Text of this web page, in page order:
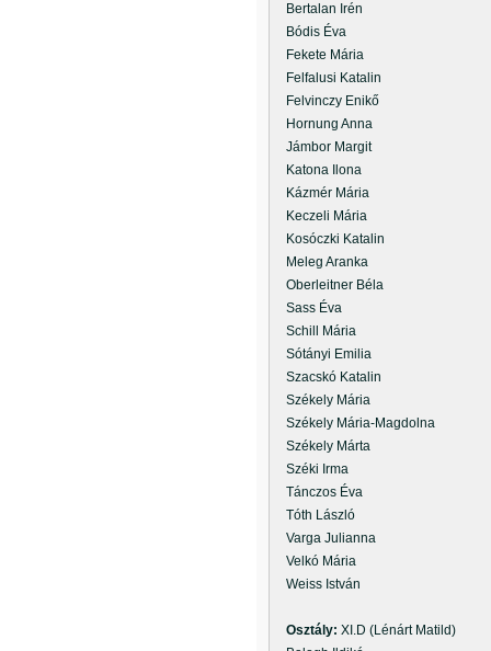
Bertalan Irén
Bódis Éva
Fekete Mária
Felfalusi Katalin
Felvinczy Enikő
Hornung Anna
Jámbor Margit
Katona Ilona
Kázmér Mária
Keczeli Mária
Kosóczki Katalin
Meleg Aranka
Oberleitner Béla
Sass Éva
Schill Mária
Sótányi Emilia
Szacskó Katalin
Székely Mária
Székely Mária-Magdolna
Székely Márta
Széki Irma
Tánczos Éva
Tóth László
Varga Julianna
Velkó Mária
Weiss István
Osztály: XI.D (Lénárt Matild)